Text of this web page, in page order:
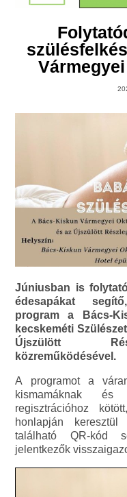
Júniusban is
édesapákat
program a Bács-
kecskeméti
Újszülött
közreműködésével.
A programot a
kismamáknak és
regisztrációhoz
honlapján
található QR-kód
jelentkezők